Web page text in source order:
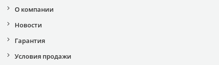
О компании
Новости
Гарантия
Условия продажи